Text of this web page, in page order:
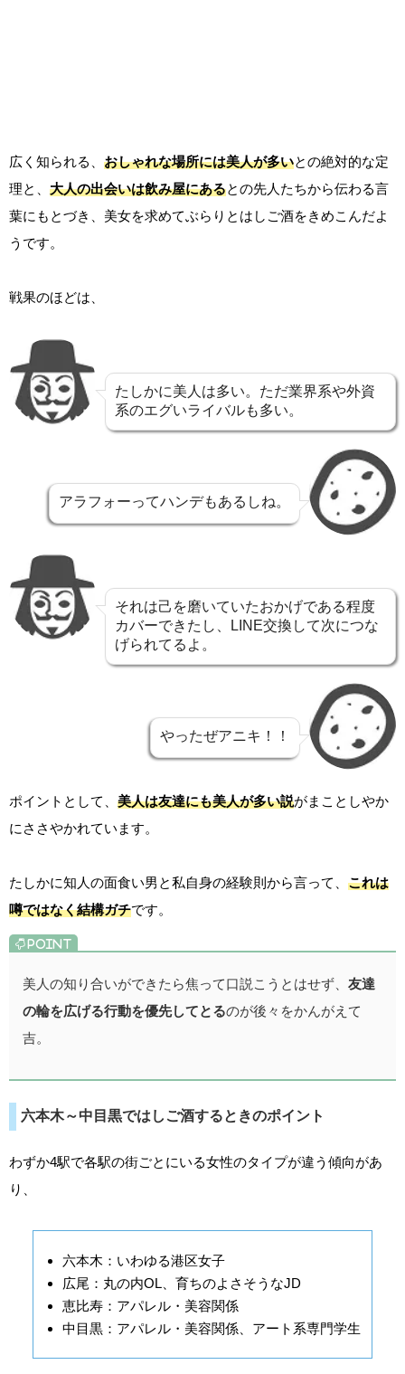
広く知られる、 おしゃれな場所には美人が多いとの絶対的な定
理と、 大人の出会いは飲み屋にあるとの先人たちから伝わる言
葉にもとづき、美女を求めてぶらりとはしご酒をきめこんだよ
うです。
戦果のほどは、
たしかに美人は多い。ただ業界系や外資
系のエグいライバルも多い。
アラフォーってハンデもあるしね。
それは己を磨いていたおかげである程度
カバーできたし、LINE交換して次につな
げられてるよ。
やったぜアニキ！！
ポイントとして、 美人は友達にも美人が多い説がまことしやか
にささやかれています。
たしかに知人の面食い男と私自身の経験則から言って、 これは
噂ではなく結構ガチです。
美人の知り合いができたら焦って口説こうとはせず、 友達
の輪を広げる行動を優先してとるのが後々をかんがえて
吉。
六本木～中目黒ではしご酒するときのポイント
わずか4駅で各駅の街ごとにいる女性のタイプが違う傾向があ
り、
六本木：いわゆる港区女子
広尾：丸の内OL、育ちのよさそうなJD
恵比寿：アパレル・美容関係
中目黒：アパレル・美容関係、アート系専門学生